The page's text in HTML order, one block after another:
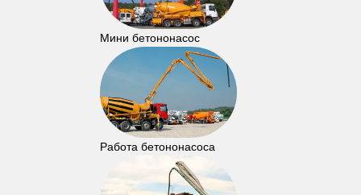
Мини бетононасос
Работа бетононасоса